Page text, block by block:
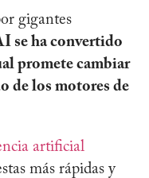
gigantes
se ha convertido
promete cambiar
de los motores de
artificial
más rápidas y